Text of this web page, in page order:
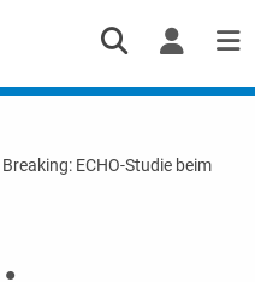
ECHO-Studie beim